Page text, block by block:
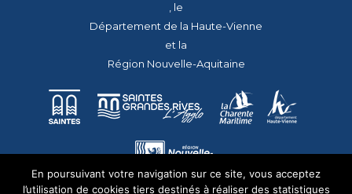
, le
Département de la Haute-Vienne
et la
Région Nouvelle-Aquitaine
En poursuivant votre navigation sur ce site, vous acceptez
l’utilisation de cookies tiers destinés à réaliser des statistiques